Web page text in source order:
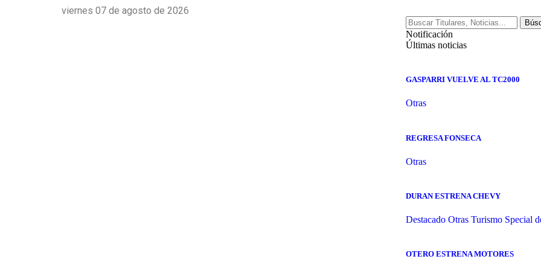
viernes 07 de agosto de 2026
Notificación
Últimas noticias
GASPARRI VUELVE AL TC2000
Otras
REGRESA FONSECA
Otras
DURAN ESTRENA CHEVY
Destacado Otras Turismo Special
OTERO ESTRENA MOTORES